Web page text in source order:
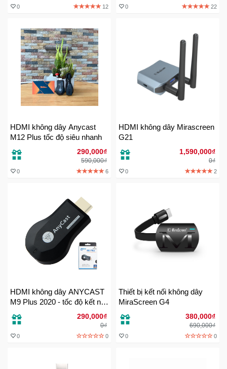
Và
Phòng
Sức
Khỏe
Massage
Thể
Thao
0 12 0 22
HDMI không dây Anycast
M12 Plus tốc độ siêu nhanh
290,000₫
590,000₫
0 6
HDMI không dây Mirascreen
G21
1,590,000₫
0₫
0 2
HDMI không dây ANYCAST
M9 Plus 2020 - tốc độ kết nối
290,000₫
0₫
0 0
Thiết bị kết nối không dây
MiraScreen G4
380,000₫
690,000₫
0 0